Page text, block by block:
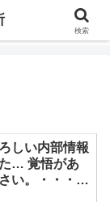
や情報（ブログ、動
しい内部情報
… 覚悟があ
い。・・・確
検索